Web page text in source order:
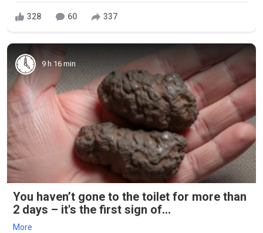
328 60 337
9 h 16 min
You haven’t gone to the toilet for more than
2 days – it's the first sign of...
More